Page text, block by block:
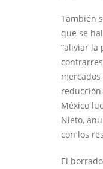
También
que se
“aliviar la
México
Nieto,
con los
El